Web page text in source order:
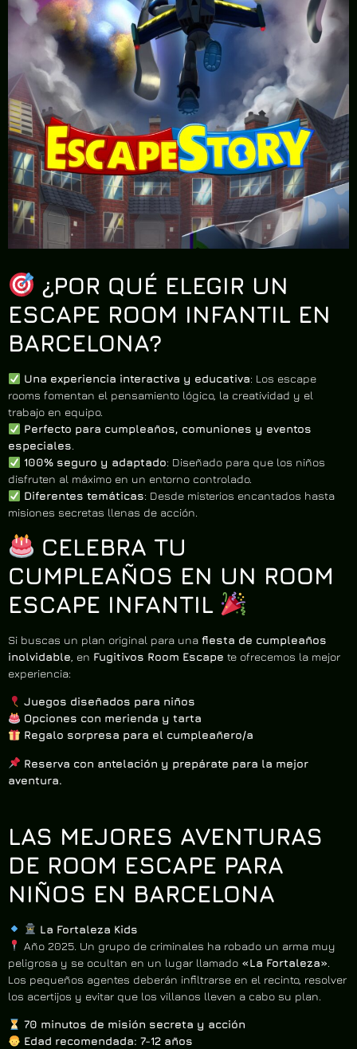
¿POR QUÉ ELEGIR UN
ESCAPE ROOM INFANTIL EN
BARCELONA?
Una experiencia interactiva y educativa: Los escape
rooms fomentan el pensamiento lógico, la creatividad y el
trabajo en equipo.
Perfecto para cumpleaños, comuniones y eventos
especiales.
100% seguro y adaptado: Diseñado para que los niños
disfruten al máximo en un entorno controlado.
Diferentes temáticas: Desde misterios encantados hasta
misiones secretas llenas de acción.
CELEBRA TU
CUMPLEAÑOS EN UN ROOM
ESCAPE INFANTIL
Si buscas un plan original para una fiesta de cumpleaños
inolvidable , en Fugitivos Room Escape te ofrecemos la mejor
experiencia:
Juegos diseñados para niños
Opciones con merienda y tarta
Regalo sorpresa para el cumpleañero/a
Reserva con antelación y prepárate para la mejor
aventura.
LAS MEJORES AVENTURAS
DE ROOM ESCAPE PARA
NIÑOS EN BARCELONA
La Fortaleza Kids
Año 2025. Un grupo de criminales ha robado un arma muy
peligrosa y se ocultan en un lugar llamado «La Fortaleza»
Los pequeños agentes deberán infiltrarse en el recinto, resolver
los acertijos y evitar que los villanos lleven a cabo su plan.
70 minutos de misión secreta y acción
Edad recomendada: 7-12 años